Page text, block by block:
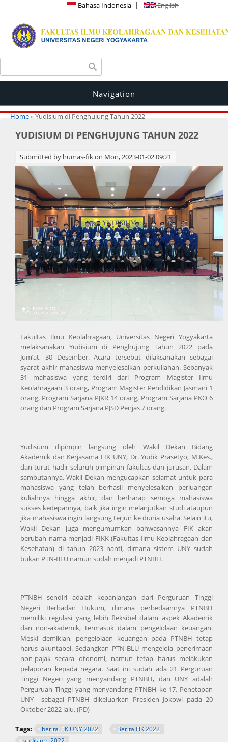
Bahasa Indonesia English
Search form
Navigation
You are here
Home» Yudisium di Penghujung Tahun 2022
YUDISIUM DI PENGHUJUNG TAHUN 2022
Submitted by humas-fikon Mon, 2023-01-02 09:21
Fakultas Ilmu Keolahragaan, Universitas Negeri Yogyakarta
melaksanakan Yudisium di Penghujung Tahun 2022 pada
Jum’at, 30 Desember. Acara tersebut dilaksanakan sebagai
syarat akhir mahasiswa menyelesaikan perkuliahan. Sebanyak
31 mahasiswa yang terdiri dari Program Magister Ilmu
Keolahragaan 3 orang, Program Magister Pendidikan Jasmani 1
orang, Program Sarjana PJKR 14 orang, Program Sarjana PKO 6
orang dan Program Sarjana PJSD Penjas 7 orang.
Yudisium dipimpin langsung oleh Wakil Dekan Bidang
Akademik dan Kerjasama FIK UNY, Dr. Yudik Prasetyo, M.Kes.,
dan turut hadir seluruh pimpinan fakultas dan jurusan. Dalam
sambutannya, Wakil Dekan mengucapkan selamat untuk para
mahasiswa yang telah berhasil menyelesaikan perjuangan
kuliahnya hingga akhir, dan berharap semoga mahasiswa
sukses kedepannya, baik jika ingin melanjutkan studi ataupun
jika mahasiswa ingin langsung terjun ke dunia usaha. Selain itu,
Wakil Dekan juga mengumumkan bahwasannya FIK akan
berubah nama menjadi FIKK (Fakultas Ilmu Keolahragaan dan
Kesehatan) di tahun 2023 nanti, dimana sistem UNY sudah
bukan PTN-BLU namun sudah menjadi PTNBH.
PTNBH sendiri adalah kepanjangan dari Perguruan Tinggi
Negeri Berbadan Hukum, dimana perbedaannya PTNBH
memiliki regulasi yang lebih fleksibel dalam aspek Akademik
dan non-akademik, termasuk dalam pengelolaan keuangan.
Meski demikian, pengelolaan keuangan pada PTNBH tetap
harus akuntabel. Sedangkan PTN-BLU mengelola penerimaan
non-pajak secara otonomi, namun tetap harus melakukan
pelaporan kepada negara. Saat ini sudah ada 21 Perguruan
Tinggi Negeri yang menyandang PTNBH, dan UNY adalah
Perguruan Tinggi yang menyandang PTNBH ke-17. Penetapan
UNY sebagai PTNBH dikeluarkan Presiden Jokowi pada 20
Oktober 2022 lalu. (PD)
Tags: berita FIK UNY 2022
Berita FIK 2022